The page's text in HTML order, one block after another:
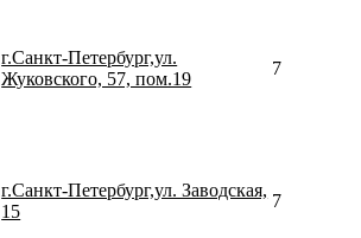
г.Санкт-Петербург,ул.
Жуковского, 57, пом.19
г.Санкт-Петербург,ул. Заводская,
15